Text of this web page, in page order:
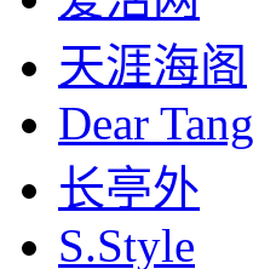
天涯海阁
Dear Tang
长亭外
S.Style